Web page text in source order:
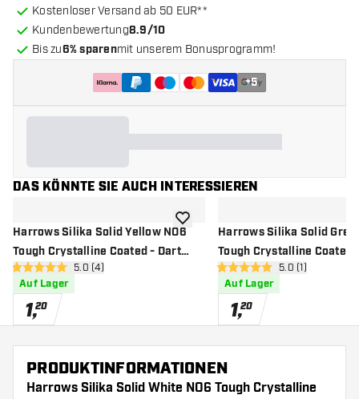
Kostenloser Versand ab 50 EUR**
Kundenbewertung8.9/10
Bis zu6% sparenmit unserem Bonusprogramm!
+5
DAS KÖNNTE SIE AUCH INTERESSIEREN
Harrows Silika Solid Yellow NO6
Tough Crystalline Coated - Dart
Flights Bewertungsbereich öffnen
5 Bewertungssterne
5.0 (4)
Auf Lager
1,20
Zur Wunschliste hinzufügen
Harrows Silika Solid
Tough Crystalline Coated
Flights
5 Bewertungssterne
5.0 (1)
Auf Lager
1,20
PRODUKTINFORMATIONEN
Harrows Silika Solid White NO6 Tough Crystalline